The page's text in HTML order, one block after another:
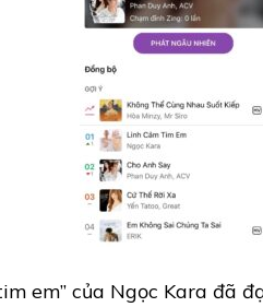
em” của Ngọc Kara đã